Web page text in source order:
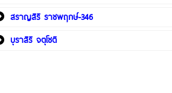
สราญสิริ ราชพฤกษ์-346
บุราสิริ จตุโชติ